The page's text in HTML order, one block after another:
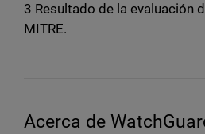
3 Resultado de la evaluación
MITRE.
Acerca de